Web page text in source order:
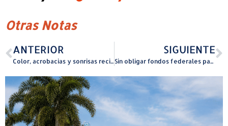
Otras Notas
ANTERIOR
Color, acrobacias y sonrisas reciben a estudiantes de la Escuela Ramón Marín Solá en Guaynabo
SIGUIENTE
Sin obligar fondos federales para la construcción de plantel escolar en Toa Baja